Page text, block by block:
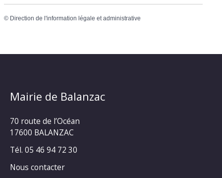
© Direction de l'information légale et administrative
Mairie de Balanzac
70 route de l’Océan
17600 BALANZAC
Tél. 05 46 94 72 30
Nous contacter